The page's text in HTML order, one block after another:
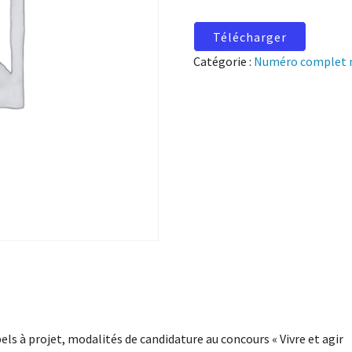
Télécharger
Catégorie : Numéro complet
à projet, modalités de candidature au concours « Vivre et agir